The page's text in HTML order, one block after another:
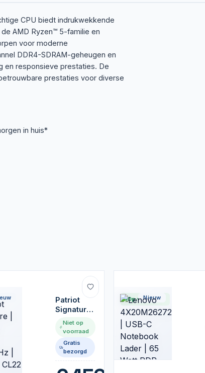
CPU biedt indrukwekkende
AMD Ryzen™ 5-familie en
voor moderne
DDR4-SDRAM-geheugen en
en responsieve prestaties. De
prestaties voor diverse
in huis*
Patriot
Signature
| 1x16GB
DDR4 |
| DIMM |
Geheugenmodule
Niet op
voorraad
Gratis
bezorgd
Op voorraad
Nieuw